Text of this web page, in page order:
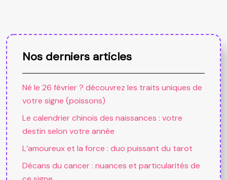
Nos derniers articles
Né le 26 février ? découvrez les traits uniques de
votre signe (poissons)
Le calendrier chinois des naissances : votre
destin selon votre année
L’amoureux et la force : duo puissant du tarot
Décans du cancer : nuances et particularités de